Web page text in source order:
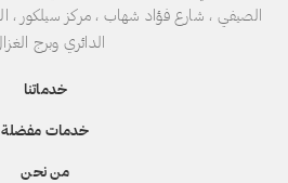
الصيفي ، شارع فؤاد شهاب ، مركز سيلكور ،
الدائري وبرج
خدماتنا
خدمات مفضلة
من نحن